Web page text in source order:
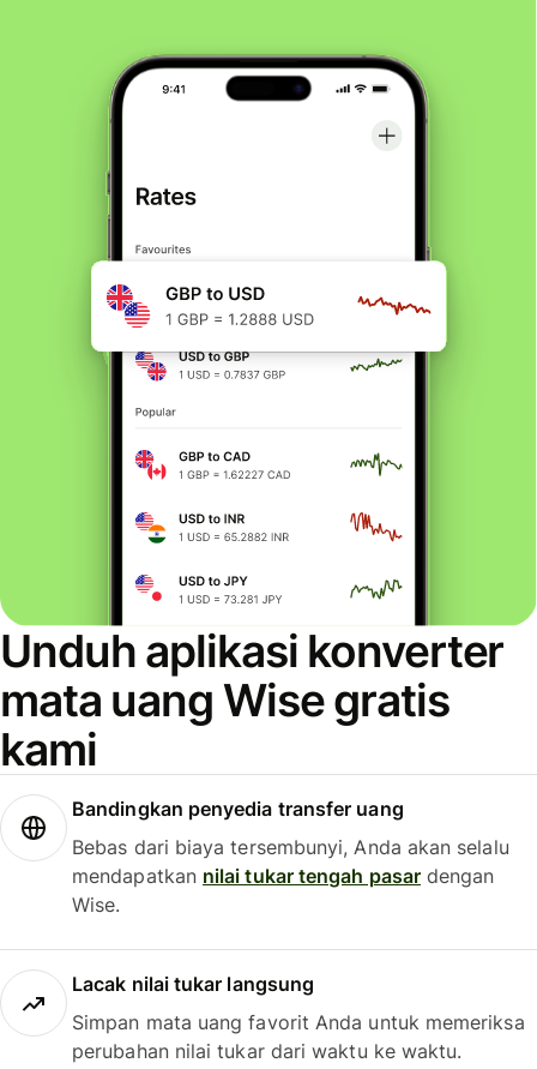
Unduh aplikasi konverter
mata uang Wise gratis
kami
Bandingkan penyedia transfer uang
Bebas dari biaya tersembunyi, Anda akan selalu
mendapatkan nilai tukar tengah pasardengan
Wise.
Lacak nilai tukar langsung
Simpan mata uang favorit Anda untuk memeriksa
perubahan nilai tukar dari waktu ke waktu.